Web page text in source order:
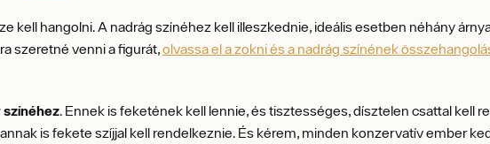
kell hangolni. A nadrág színéhez kell illeszkednie, ideális esetben néhány
szeretné venni a figurát,olvassa el a zokni és a nadrág színének
színéhez. Ennek is feketének kell lennie, és tisztességes, dísztelen csattal kell
is fekete szíjjal kell rendelkeznie. És kérem, minden konzervatív ember